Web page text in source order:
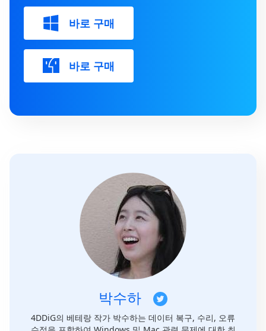
바로 구매
바로 구매
박수하
4DDiG의 베테랑 작가 박수하는 데이터 복구, 수리, 오류